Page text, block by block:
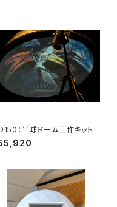
：半球ドーム工作キット